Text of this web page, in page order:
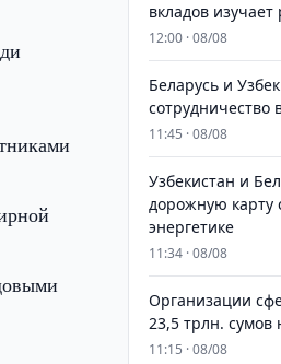
вкладов
12:00 · 08/08
Беларусь и
11:45 · 08/08
Узбекистан и
дорожную карту
энергетике
11:34 · 08/08
Организации
23,5 трлн. сумов
11:15 · 08/08